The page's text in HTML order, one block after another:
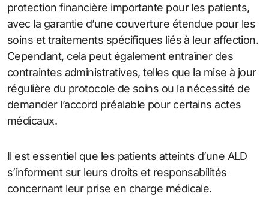
protection financière importante pour les patients,
avec la garantie d’une couverture étendue pour les
soins et traitements spécifiques liés à leur affection.
Cependant, cela peut également entraîner des
contraintes administratives, telles que la mise à jour
régulière du protocole de soins ou la nécessité de
demander l’accord préalable pour certains actes
médicaux.
Il est essentiel que les patients atteints d’une ALD
s’informent sur leurs droits et responsabilités
concernant leur prise en charge médicale.